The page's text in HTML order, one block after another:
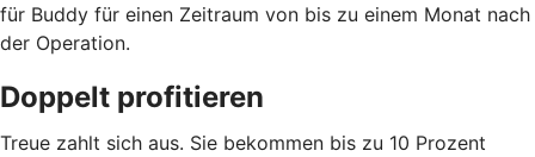
für Buddy für einen Zeitraum von bis zu einem Monat nach
der Operation.
Doppelt profitieren
Treue zahlt sich aus. Sie bekommen bis zu 10 Prozent